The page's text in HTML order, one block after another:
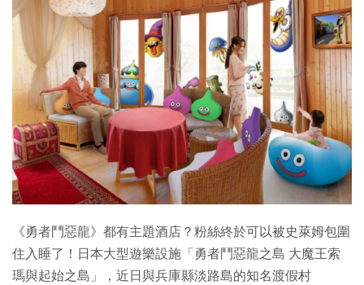
《勇者鬥惡龍》都有主題酒店？粉絲終於可以被史萊姆包圍
住入睡了！日本大型遊樂設施「勇者鬥惡龍之島 大魔王索
瑪與起始之島」，近日與兵庫縣淡路島的知名渡假村